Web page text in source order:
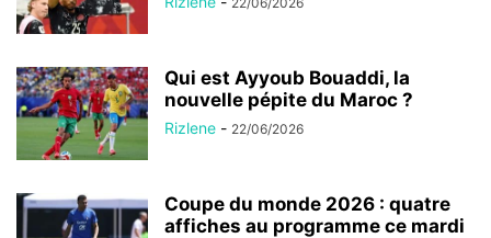
Qui est Ayyoub Bouaddi, la
nouvelle pépite du Maroc ?
Rizlene - 22/06/2026
Coupe du monde 2026 : quatre
affiches au programme ce mardi